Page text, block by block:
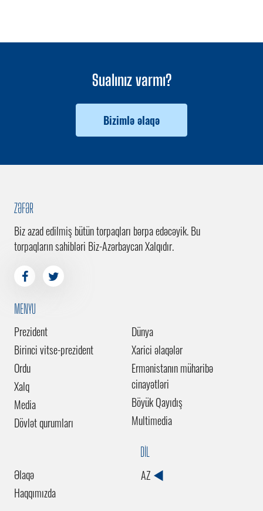
Sualınız varmı?
Bizimlə əlaqə
ZƏFƏR
Biz azad edilmiş bütün torpaqları bərpa edəcəyik. Bu
torpaqların sahibləri Biz-Azərbaycan Xalqıdır.
MENYU
Prezident
Birinci vitse-prezident
Ordu
Xalq
Media
Dövlət qurumları
Dünya
Xarici əlaqələr
Ermənistanın müharibə
cinayətləri
Böyük Qayıdış
Multimedia
Əlaqə
Haqqımızda
DİL
AZ